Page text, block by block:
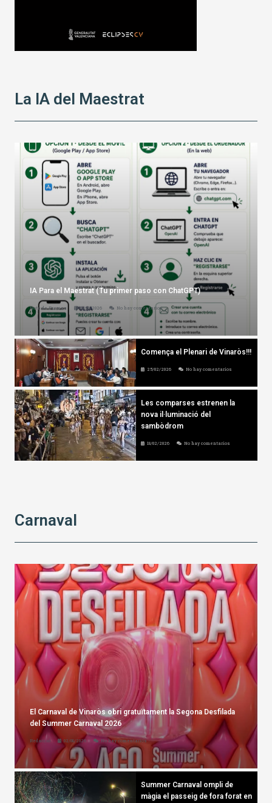
La IA del Maestrat
IA Para el Maestrat (Tu primer paso con ChatGPT)
Nota de Premsa 03/08/2026 No hay comentarios
Comença el Plenari de Vinaròs!!!
25/02/2026 No hay comentarios
Les comparses estrenen la
nova il·luminació del
sambòdrom
18/02/2026 No hay comentarios
Carnaval
El Carnaval de Vinaròs obri gratuïtament la Segona Desfilada
del Summer Carnaval 2026
Redacció 02/08/2026 No hay comentarios
Summer Carnaval ompli de
màgia el passeig de fora forat en